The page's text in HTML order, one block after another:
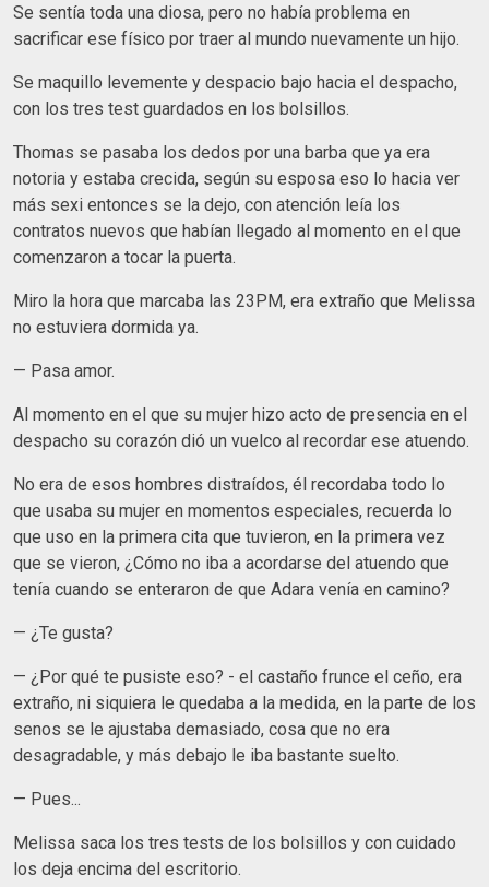
Se sentía toda una diosa, pero no había problema en
sacrificar ese físico por traer al mundo nuevamente un hijo.
Se maquillo levemente y despacio bajo hacia el despacho,
con los tres test guardados en los bolsillos.
Thomas se pasaba los dedos por una barba que ya era
notoria y estaba crecida, según su esposa eso lo hacia ver
más sexi entonces se la dejo, con atención leía los
contratos nuevos que habían llegado al momento en el que
comenzaron a tocar la puerta.
Miro la hora que marcaba las 23PM, era extraño que Melissa
no estuviera dormida ya.
— Pasa amor.
Al momento en el que su mujer hizo acto de presencia en el
despacho su corazón dió un vuelco al recordar ese atuendo.
No era de esos hombres distraídos, él recordaba todo lo
que usaba su mujer en momentos especiales, recuerda lo
que uso en la primera cita que tuvieron, en la primera vez
que se vieron, ¿Cómo no iba a acordarse del atuendo que
tenía cuando se enteraron de que Adara venía en camino?
— ¿Te gusta?
— ¿Por qué te pusiste eso? - el castaño frunce el ceño, era
extraño, ni siquiera le quedaba a la medida, en la parte de los
senos se le ajustaba demasiado, cosa que no era
desagradable, y más debajo le iba bastante suelto.
— Pues...
Melissa saca los tres tests de los bolsillos y con cuidado
los deja encima del escritorio.